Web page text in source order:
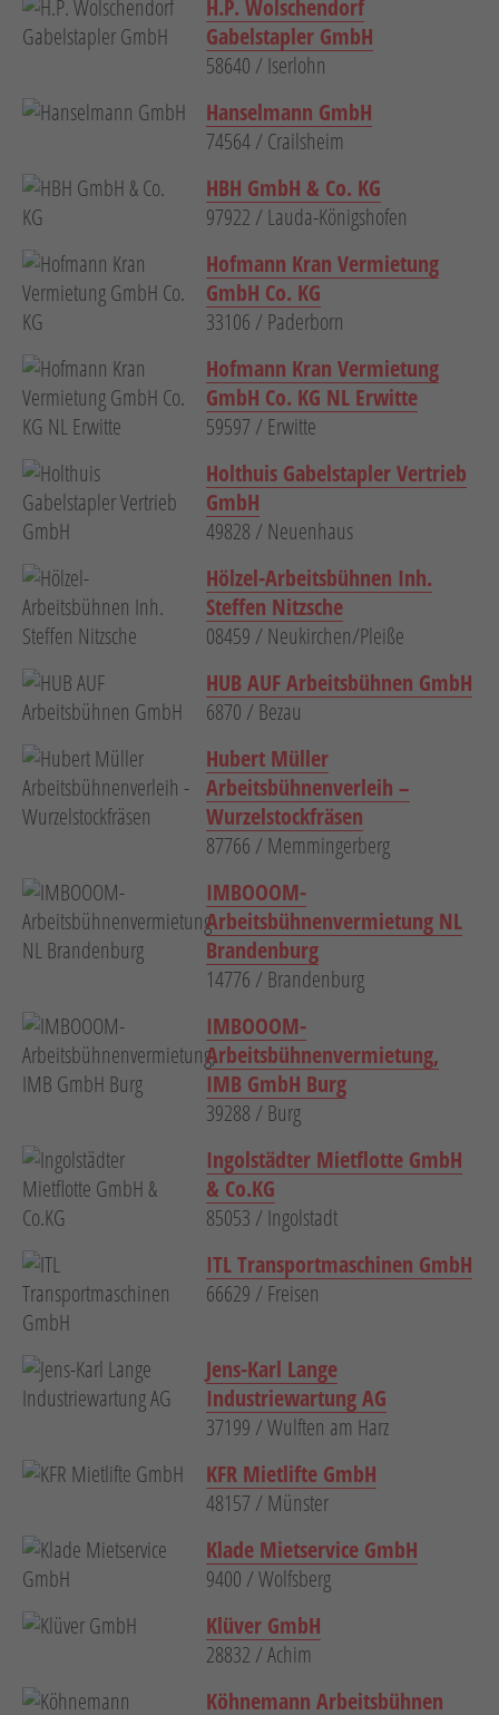
H.P. Wolschendorf
Gabelstapler GmbH
58640 / Iserlohn
Hanselmann GmbH
74564 / Crailsheim
HBH GmbH & Co. KG
97922 / Lauda-Königshofen
Hofmann Kran Vermietung
GmbH Co. KG
33106 / Paderborn
Hofmann Kran Vermietung
GmbH Co. KG NL Erwitte
59597 / Erwitte
Holthuis Gabelstapler Vertrieb
GmbH
49828 / Neuenhaus
Hölzel-Arbeitsbühnen Inh.
Steffen Nitzsche
08459 / Neukirchen/Pleiße
HUB AUF Arbeitsbühnen GmbH
6870 / Bezau
Hubert Müller
Arbeitsbühnenverleih –
Wurzelstockfräsen
87766 / Memmingerberg
IMBOOOM-
Arbeitsbühnenvermietung NL
Brandenburg
14776 / Brandenburg
IMBOOOM-
Arbeitsbühnenvermietung,
IMB GmbH Burg
39288 / Burg
Ingolstädter Mietflotte GmbH
& Co.KG
85053 / Ingolstadt
ITL Transportmaschinen GmbH
66629 / Freisen
Jens-Karl Lange
Industriewartung AG
37199 / Wulften am Harz
KFR Mietlifte GmbH
48157 / Münster
Klade Mietservice GmbH
9400 / Wolfsberg
Klüver GmbH
28832 / Achim
Köhnemann Arbeitsbühnen